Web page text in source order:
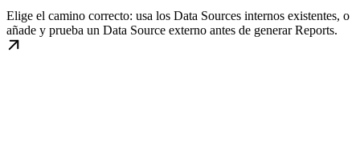
Elige el camino correcto: usa los Data Sources internos existentes, o
añade y prueba un Data Source externo antes de generar Reports.